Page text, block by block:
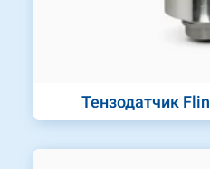
Тензодатчик